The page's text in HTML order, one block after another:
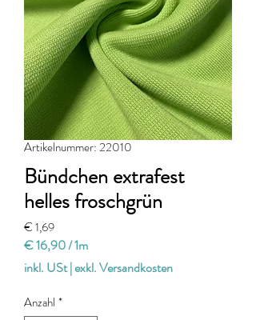
Artikelnummer: 22010
Bündchen extrafest
helles froschgrün
€ 1,69Preis
€ 16,90/1m
€ 16,90
pro
1
Meter
inkl. USt|exkl. Versandkosten
Anzahl *